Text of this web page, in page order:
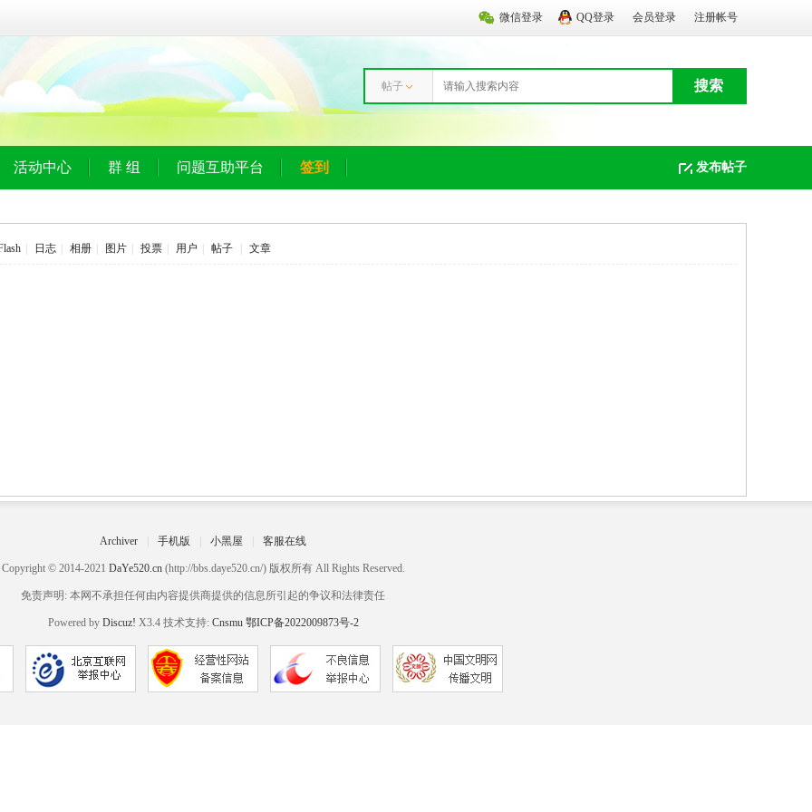
微信登录 QQ登录 会员登录 注册帐号
帖子 搜索
发布帖子
活动中心 群 组 问题互助平台 签到
日志 相册 图片 投票 用户 帖子 文章
Archiver 手机版 小黑屋 客服在线
Copyright © 2014-2021 DaYe520.cn(http://bbs.daye520.cn/) 版权所有 All Rights Reserved.
免责声明: 本网不承担任何由内容提供商提供的信息所引起的争议和法律责任
Powered by Discuz! X3.4 技术支持: Cnsmu 鄂ICP备2022009873号-2